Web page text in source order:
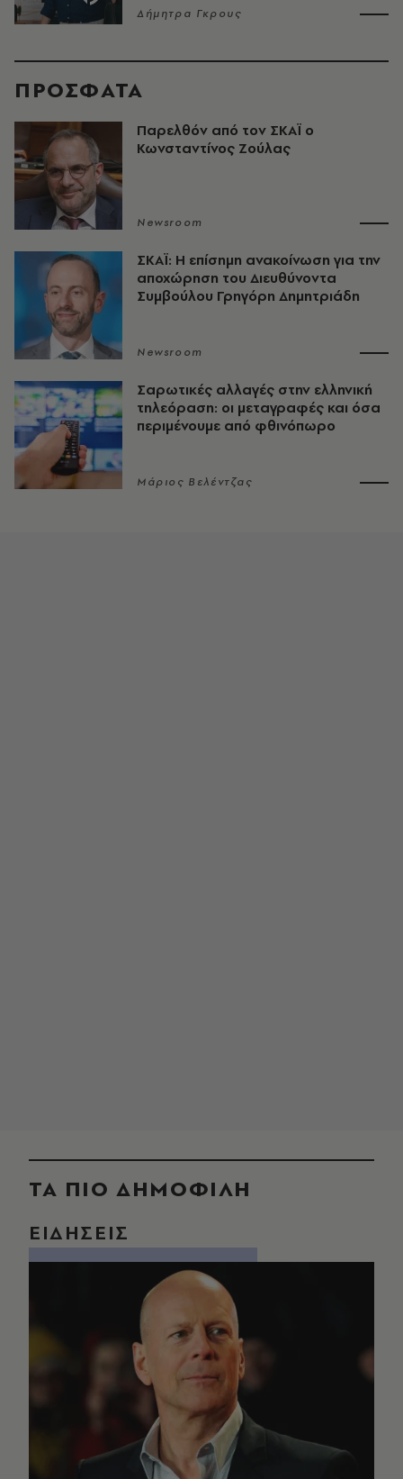
Δήμητρα Γκρους
ΠΡΟΣΦΑΤΑ
Παρελθόν από τον ΣΚΑΪ ο
Κωνσταντίνος Ζούλας
Newsroom
ΣΚΑΪ: Η επίσημη ανακοίνωση για την
αποχώρηση του Διευθύνοντα
Συμβούλου Γρηγόρη Δημητριάδη
Newsroom
Σαρωτικές αλλαγές στην ελληνική
τηλεόραση: οι μεταγραφές και όσα
περιμένουμε από φθινόπωρο
Μάριος Βελέντζας
ΤΑ ΠΙΟ ΔΗΜΟΦΙΛΗ
ΕΙΔΗΣΕΙΣ